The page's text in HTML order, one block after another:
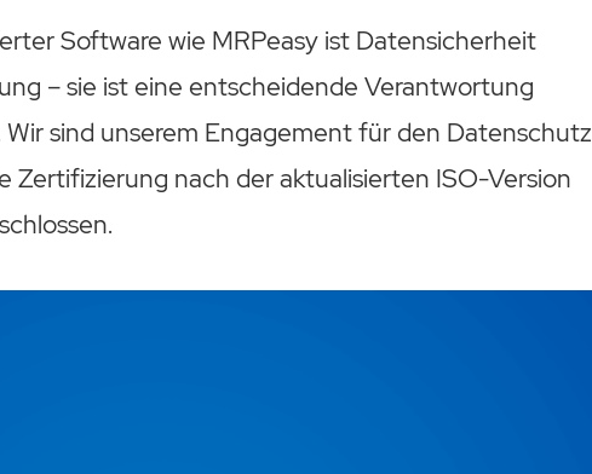
Software wie MRPeasy ist Datensicherheit
– sie ist eine entscheidende Verantwortung
sind unserem Engagement für den Datenschutz
Zertifizierung nach der aktualisierten ISO-Version